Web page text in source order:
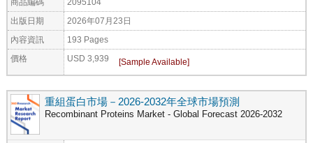
出版日期 2026年07月23日
內容資訊 193 Pages
價格 USD 3,939
重組蛋白市場－2026-2032年全球市場預測
Recombinant Proteins Market - Global Forecast 2026-2032